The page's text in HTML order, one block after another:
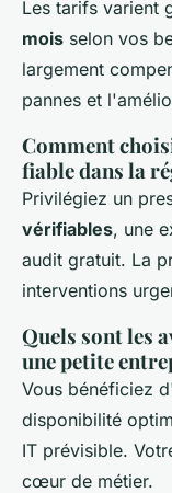
Les tarifs varient
mois selon vos
largement
pannes et
Comment
fiable dans la
Privilégiez un
vérifiables, une
audit gratuit. La
interventions
Quels sont les
une petite
Vous bénéficiez
disponibilité
IT prévisible.
cœur de métier.